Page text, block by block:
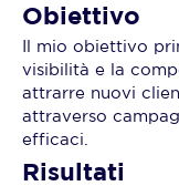
Obiettivo
Il mio obiettivo
visibilità e la
attrarre nuovi
attraverso
efficaci.
Risultati